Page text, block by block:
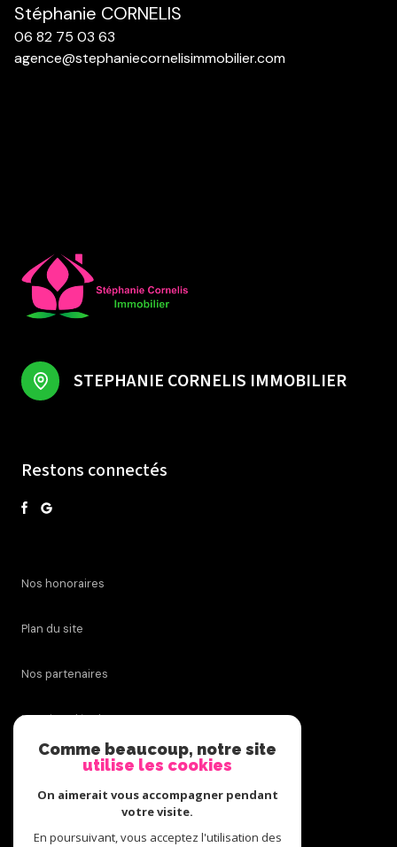
Stéphanie CORNELIS
06 82 75 03 63
agence@stephaniecornelisimmobilier.com
STEPHANIE CORNELIS IMMOBILIER
Restons connectés
nos honoraires
plan du site
nos partenaires
mentions légales
Comme beaucoup, notre site
utilise les cookies
On aimerait vous accompagner pendant
votre visite.
En poursuivant, vous acceptez l'utilisation des